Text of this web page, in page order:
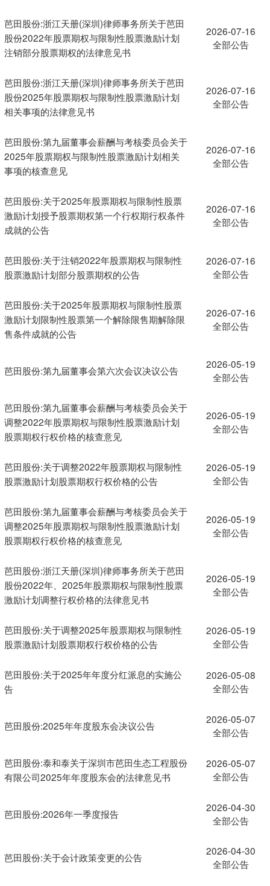
芭田股份:浙江天册(深圳)律师事务所关于芭田
股份2022年股票期权与限制性股票激励计划
注销部分股票期权的法律意见书
2026-07-16
全部公告
芭田股份:浙江天册(深圳)律师事务所关于芭田
股份2025年股票期权与限制性股票激励计划
相关事项的法律意见书
2026-07-16
全部公告
芭田股份:第九届董事会薪酬与考核委员会关于
2025年股票期权与限制性股票激励计划相关
事项的核查意见
2026-07-16
全部公告
芭田股份:关于2025年股票期权与限制性股票
激励计划授予股票期权第一个行权期行权条件
成就的公告
2026-07-16
全部公告
芭田股份:关于注销2022年股票期权与限制性
股票激励计划部分股票期权的公告
2026-07-16
全部公告
芭田股份:关于2025年股票期权与限制性股票
激励计划限制性股票第一个解除限售期解除限
售条件成就的公告
2026-07-16
全部公告
芭田股份:第九届董事会第六次会议决议公告
2026-05-19
全部公告
芭田股份:第九届董事会薪酬与考核委员会关于
调整2022年股票期权与限制性股票激励计划
股票期权行权价格的核查意见
2026-05-19
全部公告
芭田股份:关于调整2022年股票期权与限制性
股票激励计划股票期权行权价格的公告
2026-05-19
全部公告
芭田股份:第九届董事会薪酬与考核委员会关于
调整2025年股票期权与限制性股票激励计划
股票期权行权价格的核查意见
2026-05-19
全部公告
芭田股份:浙江天册(深圳)律师事务所关于芭田
股份2022年、2025年股票期权与限制性股票
激励计划调整行权价格的法律意见书
2026-05-19
全部公告
芭田股份:关于调整2025年股票期权与限制性
股票激励计划股票期权行权价格的公告
2026-05-19
全部公告
芭田股份:关于2025年年度分红派息的实施公
告
2026-05-08
全部公告
芭田股份:2025年年度股东会决议公告
2026-05-07
全部公告
芭田股份:泰和泰关于深圳市芭田生态工程股份
有限公司2025年年度股东会的法律意见书
2026-05-07
全部公告
芭田股份:2026年一季度报告
2026-04-30
全部公告
芭田股份:关于会计政策变更的公告
2026-04-30
全部公告